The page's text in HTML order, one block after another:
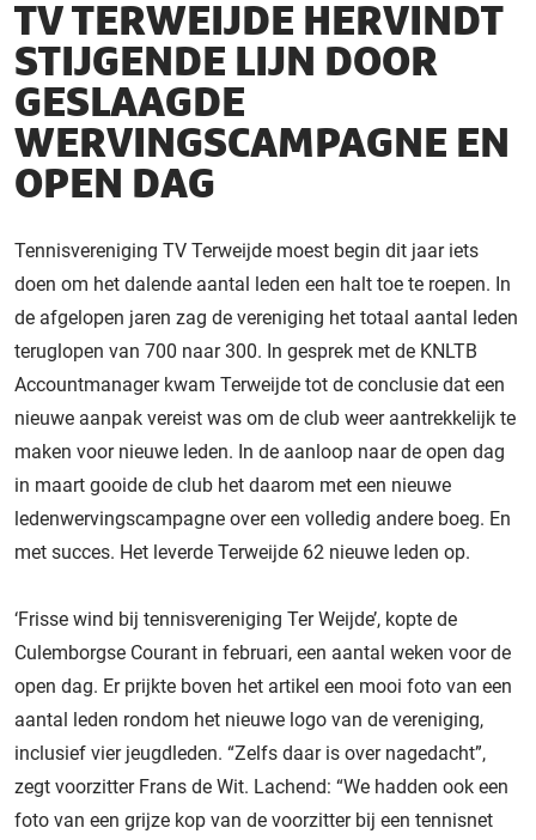
TV TERWEIJDE HERVINDT
STIJGENDE LIJN DOOR
GESLAAGDE
WERVINGSCAMPAGNE EN
OPEN DAG
Tennisvereniging TV Terweijde moest begin dit jaar iets
doen om het dalende aantal leden een halt toe te roepen. In
de afgelopen jaren zag de vereniging het totaal aantal leden
teruglopen van 700 naar 300. In gesprek met de KNLTB
Accountmanager kwam Terweijde tot de conclusie dat een
nieuwe aanpak vereist was om de club weer aantrekkelijk te
maken voor nieuwe leden. In de aanloop naar de open dag
in maart gooide de club het daarom met een nieuwe
ledenwervingscampagne over een volledig andere boeg. En
met succes. Het leverde Terweijde 62 nieuwe leden op.
‘Frisse wind bij tennisvereniging Ter Weijde’, kopte de
Culemborgse Courant in februari, een aantal weken voor de
open dag. Er prijkte boven het artikel een mooi foto van een
aantal leden rondom het nieuwe logo van de vereniging,
inclusief vier jeugdleden. “Zelfs daar is over nagedacht”,
zegt voorzitter Frans de Wit. Lachend: “We hadden ook een
foto van een grijze kop van de voorzitter bij een tennisnet